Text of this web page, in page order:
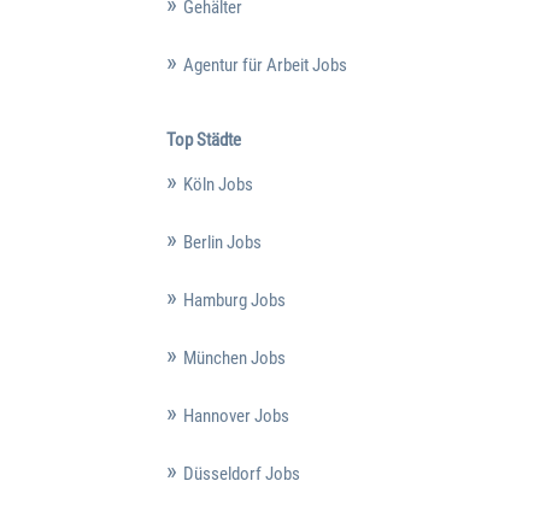
Gehälter
Agentur für Arbeit Jobs
Top Städte
Köln Jobs
Berlin Jobs
Hamburg Jobs
München Jobs
Hannover Jobs
Düsseldorf Jobs